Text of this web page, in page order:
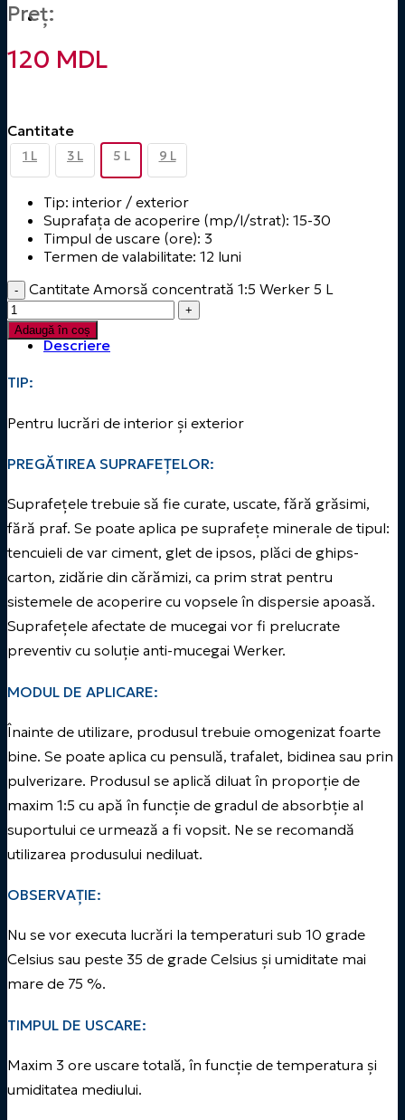
Preț:
120 MDL
Cantitate
1 L 3 L 5 L 9 L
Tip: interior / exterior
Suprafața de acoperire (mp/l/strat): 15-30
Timpul de uscare (ore): 3
Termen de valabilitate: 12 luni
Cantitate Amorsă concentrată 1:5 Werker 5 L
Adaugă în coș
Descriere
TIP:
Pentru lucrări de interior și exterior
PREGĂTIREA SUPRAFEȚELOR:
Suprafețele trebuie să fie curate, uscate, fără grăsimi,
fără praf. Se poate aplica pe suprafețe minerale de tipul:
tencuieli de var ciment, glet de ipsos, plăci de ghips-
carton, zidărie din cărămizi, ca prim strat pentru
sistemele de acoperire cu vopsele în dispersie apoasă.
Suprafețele afectate de mucegai vor fi prelucrate
preventiv cu soluție anti-mucegai Werker.
MODUL DE APLICARE:
Înainte de utilizare, produsul trebuie omogenizat foarte
bine. Se poate aplica cu pensulă, trafalet, bidinea sau prin
pulverizare. Produsul se aplică diluat în proporție de
maxim 1:5 cu apă în funcție de gradul de absorbție al
suportului ce urmează a fi vopsit. Ne se recomandă
utilizarea produsului nediluat.
OBSERVAȚIE:
Nu se vor executa lucrări la temperaturi sub 10 grade
Celsius sau peste 35 de grade Celsius și umiditate mai
mare de 75 %.
TIMPUL DE USCARE:
Maxim 3 ore uscare totală, în funcție de temperatura și
umiditatea mediului.